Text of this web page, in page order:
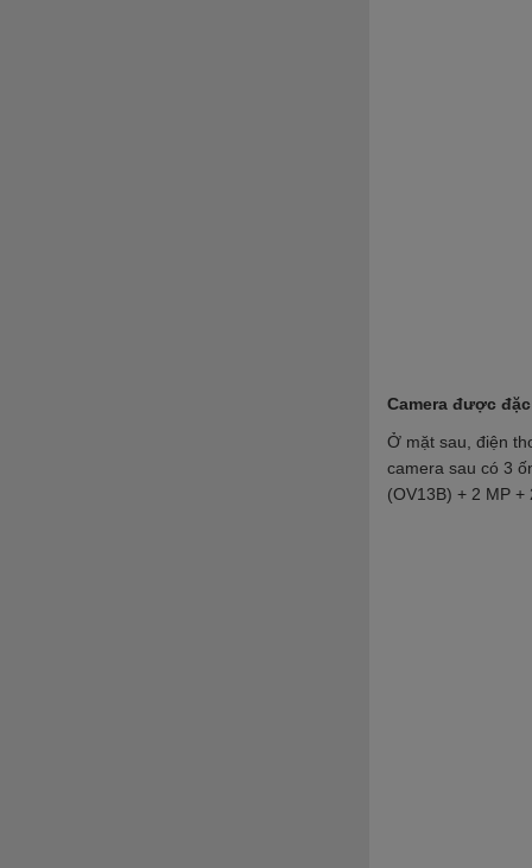
Camera được
Ở mặt sau, điện
camera sau có 3
(OV13B) + 2 MP